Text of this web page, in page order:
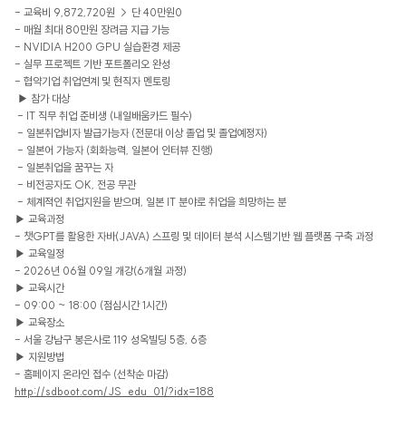
- 교육비 9,872,720원 → 단 40만원0
- 매월 최대 80만원 장려금 지급 가능
- NVIDIA H200 GPU 실습환경 제공
- 실무 프로젝트 기반 포트폴리오 완성
- 협약기업 취업연계 및 현직자 멘토링
▶ 참가 대상
- IT 직무 취업 준비생 (내일배움카드 필수)
- 일본취업비자 발급가능자 (전문대 이상 졸업 및 졸업예정자)
- 일본어 가능자 (회화능력, 일본어 인터뷰 진행)
- 일본취업을 꿈꾸는 자
- 비전공자도 OK, 전공 무관
- 체계적인 취업지원을 받으며, 일본 IT 분야로 취업을 희망하는 분
▶ 교육과정
- 챗GPT를 활용한 자바(JAVA) 스프링 및 데이터 분석 시스템기반 웹 플랫폼 구축 과정
▶ 교육일정
- 2026년 06월 09일 개강(6개월 과정)
▶ 교육시간
- 09:00 ~ 18:00 (점심시간 1시간)
▶ 교육장소
- 서울 강남구 봉은사로 119 성옥빌딩 5층, 6층
▶ 지원방법
- 홈페이지 온라인 접수 (선착순 마감)
http://sdboot.com/JS_edu_01/?idx=188